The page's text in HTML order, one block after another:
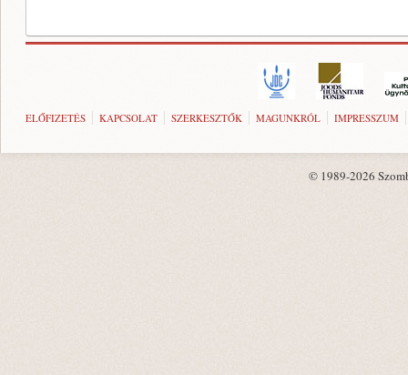
ELŐFIZETÉS KAPCSOLAT SZERKESZTŐK MAGUNKRÓL IMPRESSZUM
© 1989-2026